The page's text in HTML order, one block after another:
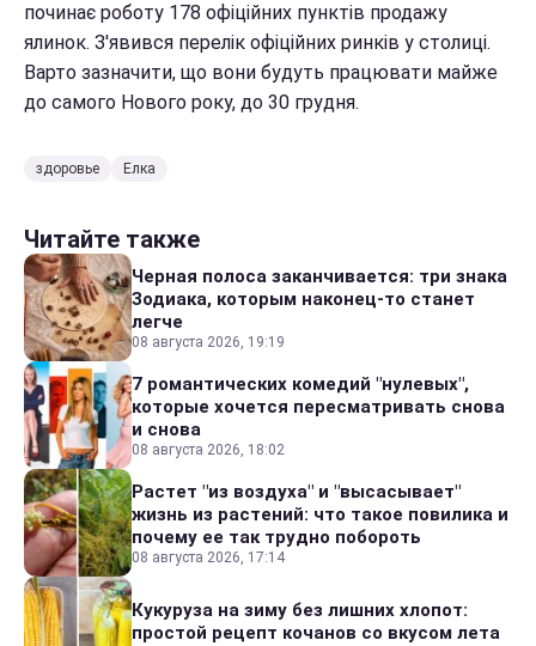
починає роботу 178 офіційних пунктів продажу
ялинок. З'явився перелік офіційних ринків у столиці.
Варто зазначити, що вони будуть працювати майже
до самого Нового року, до 30 грудня.
здоровье Елка
Читайте также
Черная полоса заканчивается: три знака
Зодиака, которым наконец-то станет
легче
08 августа 2026, 19:19
7 романтических комедий "нулевых",
которые хочется пересматривать снова
и снова
08 августа 2026, 18:02
Растет "из воздуха" и "высасывает"
жизнь из растений: что такое повилика и
почему ее так трудно побороть
08 августа 2026, 17:14
Кукуруза на зиму без лишних хлопот:
простой рецепт кочанов со вкусом лета